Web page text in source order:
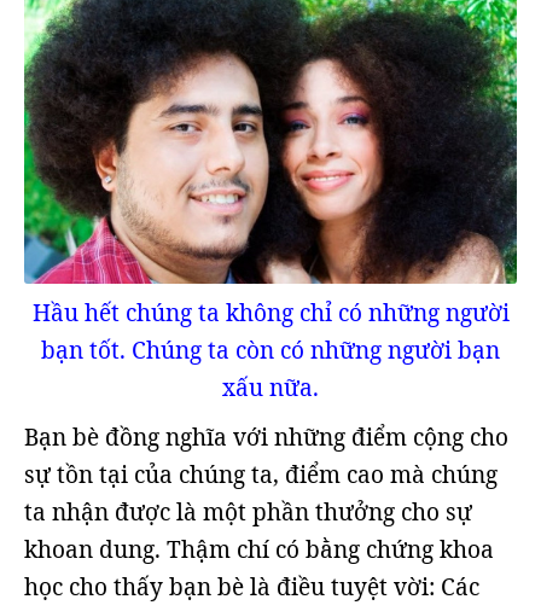
Hầu hết chúng ta không chỉ có những người
bạn tốt. Chúng ta còn có những người bạn
xấu nữa.
Bạn bè đồng nghĩa với những điểm cộng cho
sự tồn tại của chúng ta, điểm cao mà chúng
ta nhận được là một phần thưởng cho sự
khoan dung. Thậm chí có bằng chứng khoa
học cho thấy bạn bè là điều tuyệt vời: Các